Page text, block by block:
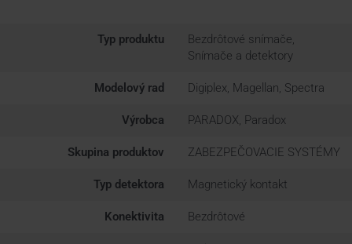
Typ produktu
Bezdrôtové snímače,
Snímače a detektory
Modelový rad Digiplex, Magellan, Spectra
Výrobca PARADOX, Paradox
Skupina produktov ZABEZPEČOVACIE SYSTÉMY
Typ detektora Magnetický kontakt
Konektivita Bezdrôtové